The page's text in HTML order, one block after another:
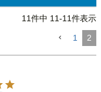
11件中 11-11件表示
1 2